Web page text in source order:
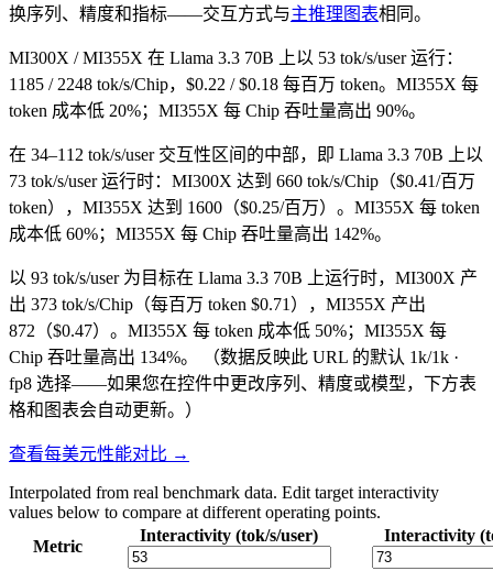
换序列、精度和指标——交互方式与主推理图表相同。
MI300X / MI355X 在 Llama 3.3 70B 上以 53 tok/s/user 运行：
1185 / 2248 tok/s/Chip，$0.22 / $0.18 每百万 token。MI355X 每
token 成本低 20%；MI355X 每 Chip 吞吐量高出 90%。
在 34–112 tok/s/user 交互性区间的中部，即 Llama 3.3 70B 上以
73 tok/s/user 运行时：MI300X 达到 660 tok/s/Chip（$0.41/百万
token），MI355X 达到 1600（$0.25/百万）。MI355X 每 token
成本低 60%；MI355X 每 Chip 吞吐量高出 142%。
以 93 tok/s/user 为目标在 Llama 3.3 70B 上运行时，MI300X 产
出 373 tok/s/Chip（每百万 token $0.71），MI355X 产出
872（$0.47）。MI355X 每 token 成本低 50%；MI355X 每
Chip 吞吐量高出 134%。
（数据反映此 URL 的默认 1k/1k ·
fp8 选择——如果您在控件中更改序列、精度或模型，下方表
格和图表会自动更新。）
查看每美元性能对比 →
Interpolated from real benchmark data. Edit target interactivity
values below to compare at different operating points.
Metric
Interactivity (tok/s/user) Interactivity